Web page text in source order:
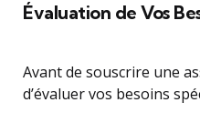
Évaluation de Vos
Avant de souscrire une
d’évaluer vos besoins